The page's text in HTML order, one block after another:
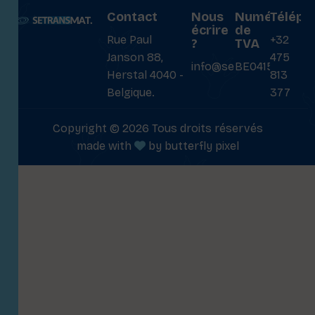
Contact
Rue Paul
Janson 88,
Herstal 4040 -
Belgique.
Nous
écrire
?
info@setransmat.com
Numéro
de
TVA
BE0415027069
+32
475
813
377
Copyright © 2026 Tous droits réservés
made with
by butterfly pixel